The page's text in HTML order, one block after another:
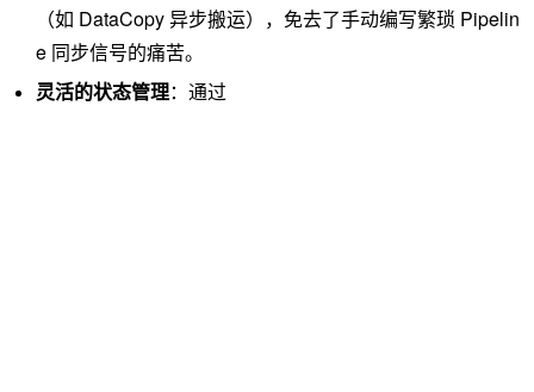
（如 DataCopy 异步搬运），免去了手动编写繁琐 Pipelin
e 同步信号的痛苦。
灵活的状态管理：通过